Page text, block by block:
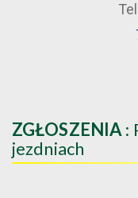
ZGŁOSZENIA :
jezdniach